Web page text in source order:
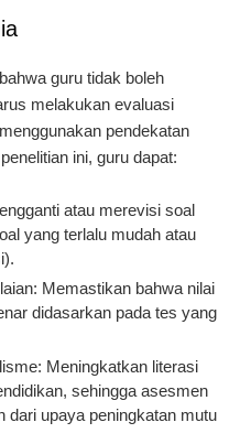
guru tidak boleh
melakukan evaluasi
pendekatan
ini, guru dapat:
atau merevisi soal
yang terlalu mudah atau
: Memastikan bahwa nilai
didasarkan pada tes yang
: Meningkatkan literasi
sehingga asesmen
dari upaya peningkatan mutu